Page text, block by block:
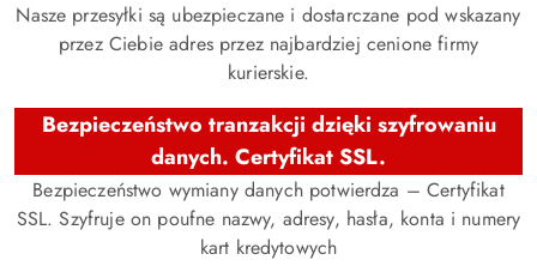
Nasze przesyłki są ubezpieczane i dostarczane pod wskazany
przez Ciebie adres przez najbardziej cenione firmy
kurierskie.
Bezpieczeństwo tranzakcji dzięki szyfrowaniu
danych. Certyfikat SSL.
Bezpieczeństwo wymiany danych potwierdza – Certyfikat
SSL. Szyfruje on poufne nazwy, adresy, hasła, konta i numery
kart kredytowych